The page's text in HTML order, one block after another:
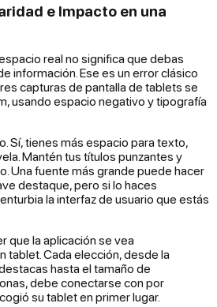
e Impacto en una
real no significa que debas
información. Ese es un error clásico
capturas de pantalla de tablets se
usando espacio negativo y tipografía
Sí, tienes más espacio para texto,
Mantén tus títulos punzantes y
Una fuente más grande puede hacer
destaque, pero si lo haces
la interfaz de usuario que estás
que la aplicación se vea
tablet. Cada elección, desde la
hasta el tamaño de
debe conectarse con por
su tablet en primer lugar.